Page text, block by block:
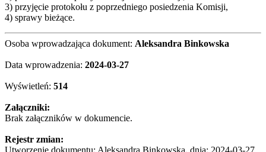
3) przyjęcie protokołu z poprzedniego posiedzenia Komisji,
4) sprawy bieżące.
Osoba wprowadzająca dokument: Aleksandra Binkowska
Data wprowadzenia: 2024-03-27
Wyświetleń: 514
Załączniki:
Brak załączników w dokumencie.
Rejestr zmian:
Utworzenie dokumentu: Aleksandra Binkowska, dnia: 2024-03-27